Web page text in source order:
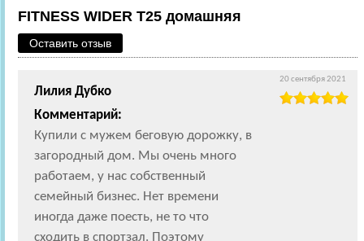
FITNESS WIDER T25 домашняя
Оставить отзыв
Лилия Дубко
Комментарий:
Купили с мужем беговую дорожку, в
загородный дом. Мы очень много
работаем, у нас собственный
семейный бизнес. Нет времени
иногда даже поесть, не то что
сходить в спортзал. Поэтому
20 сентября 2021